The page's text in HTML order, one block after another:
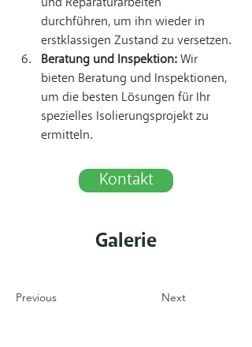
und Reparaturarbeiten
durchführen, um ihn wieder in
erstklassigen Zustand zu versetzen.
Beratung und Inspektion: Wir
bieten Beratung und Inspektionen,
um die besten Lösungen für Ihr
spezielles Isolierungsprojekt zu
ermitteln.
Kontakt
Galerie
Previous Next